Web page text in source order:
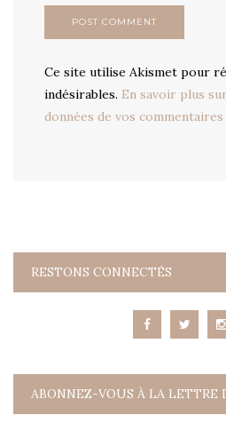
Ce site utilise Akismet pour
indésirables. En savoir plus
données de vos
RESTONS CONNECTÉS
ABONNEZ-VOUS À LA LETTRE